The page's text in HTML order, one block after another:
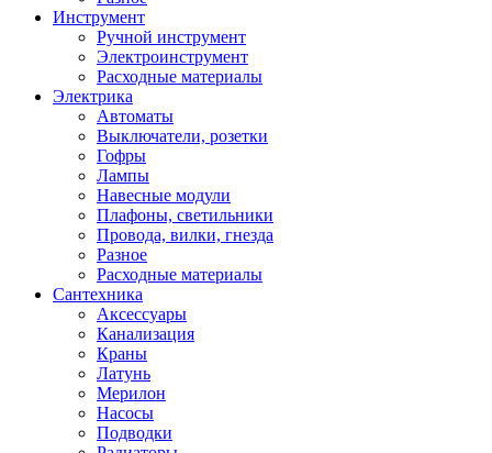
Инструмент
Ручной инструмент
Электроинструмент
Расходные материалы
Электрика
Автоматы
Выключатели, розетки
Гофры
Лампы
Навесные модули
Плафоны, светильники
Провода, вилки, гнезда
Разное
Расходные материалы
Сантехника
Аксессуары
Канализация
Краны
Латунь
Мерилон
Насосы
Подводки